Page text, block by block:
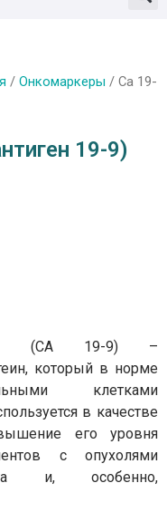
/ Онкомаркеры / Са 19-
19-9)
9 (СА 19-9) –
который в норме
клетками
в качестве
его уровня
с опухолями
и, особенно,